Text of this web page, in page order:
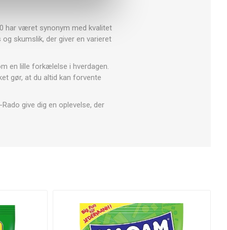
har været synonym med kvalitet
skumslik, der giver en varieret
en lille forkælelse i hverdagen.
gør, at du altid kan forvente
give dig en oplevelse, der